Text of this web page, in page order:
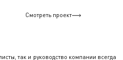
Смотреть проект
так и руководство компании всегда